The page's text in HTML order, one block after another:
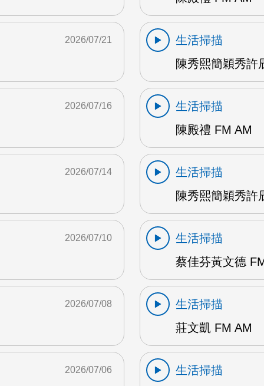
2026/07/21
生活掃描
陳秀熙簡穎秀
2026/07/16
生活掃描
陳殿禮 FM AM
2026/07/14
生活掃描
陳秀熙簡穎秀許
2026/07/10
生活掃描
蔡佳芬黃文德
2026/07/08
生活掃描
莊文凱 FM AM
2026/07/06
生活掃描